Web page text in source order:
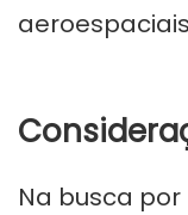
Na busca